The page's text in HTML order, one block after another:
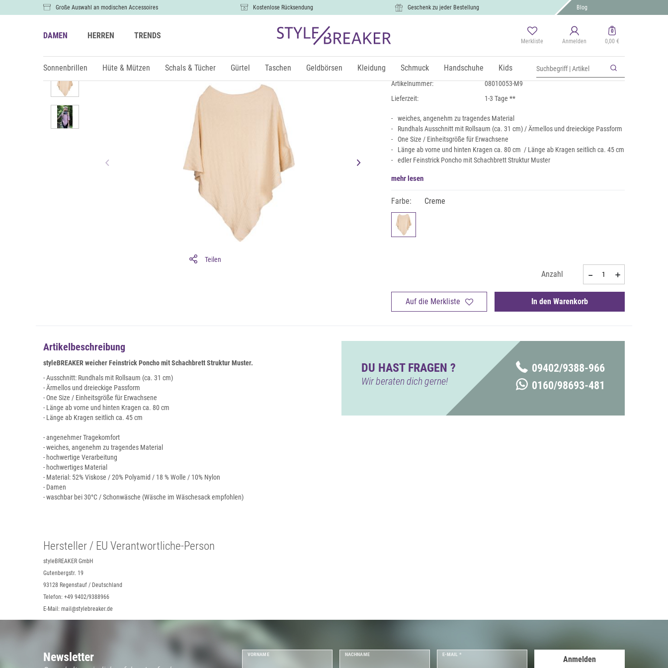
Große Auswahl an modischen Accessoires Kostenlose Rücksendung Geschenk zu jeder Bestellung Blog
DAMEN HERREN TRENDS
Merkliste Anmelden
0
0,00 €
Sonnenbrillen Hüte & Mützen Schals & Tücher Gürtel Taschen Geldbörsen Kleidung Schmuck Handschuhe Kids
Teilen
Feinstrick Poncho mit Karo Schachbrett Struktur
31,99 €
inkl. MwSt., zzgl.Versand
Artikelnummer:
08010053-M9
Lieferzeit:
1-3 Tage **
weiches, angenehm zu tragendes Material
Rundhals Ausschnitt mit Rollsaum (ca. 31 cm) / Ärmellos und dreieckige Passform
One Size / Einheitsgröße für Erwachsene
Länge ab vorne und hinten Kragen ca. 80 cm / Länge ab Kragen seitlich ca. 45 cm
edler Feinstrick Poncho mit Schachbrett Struktur Muster
mehr lesen
Farbe: Creme
Anzahl
Auf die Merkliste In den Warenkorb
Artikelbeschreibung
styleBREAKER weicher Feinstrick Poncho mit Schachbrett Struktur Muster.
- Ausschnitt: Rundhals mit Rollsaum (ca. 31 cm)
- Ärmellos und dreieckige Passform
- One Size / Einheitsgröße für Erwachsene
- Länge ab vorne und hinten Kragen ca. 80 cm
- Länge ab Kragen seitlich ca. 45 cm
- angenehmer Tragekomfort
- weiches, angenehm zu tragendes Material
- hochwertige Verarbeitung
- hochwertiges Material
- Material: 52% Viskose / 20% Polyamid / 18 % Wolle / 10% Nylon
- Damen
- waschbar bei 30°C / Schonwäsche (Wäsche im Wäschesack empfohlen)
DU HAST FRAGEN ?
Wir beraten dich gerne!
09402/9388-966
0160/98693-481
Hersteller / EU Verantwortliche-Person
styleBREAKER GmbH
Gutenbergstr. 19
93128 Regenstauf / Deutschland
Telefon: +49 9402/9388966
E-Mail: mail@stylebreaker.de
Newsletter VORNAME NACHNAME E-MAIL *
Anmelden